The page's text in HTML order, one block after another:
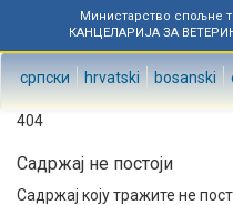
Министарство спољне
КАНЦЕЛАРИЈА ЗА
српски hrvatski bosanski
404
Садржај не постоји
Садржај коју тражите не